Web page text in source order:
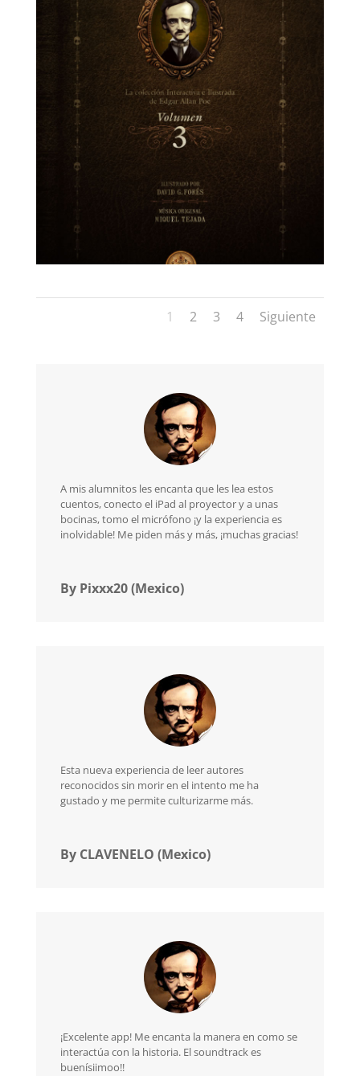
1 2 3 4 Siguiente
A mis alumnitos les encanta que les lea estos
cuentos, conecto el iPad al proyector y a unas
bocinas, tomo el micrófono ¡y la experiencia es
inolvidable! Me piden más y más, ¡muchas gracias!
By Pixxx20 (Mexico)
Esta nueva experiencia de leer autores
reconocidos sin morir en el intento me ha
gustado y me permite culturizarme más.
By CLAVENELO (Mexico)
¡Excelente app! Me encanta la manera en como se
interactúa con la historia. El soundtrack es
buenísiimoo!!